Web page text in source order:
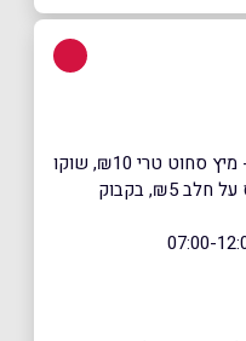
*תוספות בתשלום לארוחת הבוקר- מיץ סחוט טרי ₪10, שוקו
פרלינים ₪8 , קפוצינו גדול ₪5, נס על חלב ₪5, בקבוק